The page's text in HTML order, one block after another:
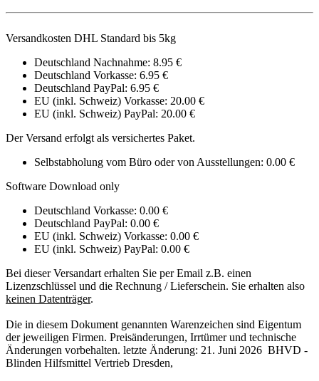
Versandkosten DHL Standard bis 5kg
Deutschland Nachnahme: 8.95 €
Deutschland Vorkasse: 6.95 €
Deutschland PayPal: 6.95 €
EU (inkl. Schweiz) Vorkasse: 20.00 €
EU (inkl. Schweiz) PayPal: 20.00 €
Der Versand erfolgt als versichertes Paket.
Selbstabholung vom Büro oder von Ausstellungen: 0.00 €
Software Download only
Deutschland Vorkasse: 0.00 €
Deutschland PayPal: 0.00 €
EU (inkl. Schweiz) Vorkasse: 0.00 €
EU (inkl. Schweiz) PayPal: 0.00 €
Bei dieser Versandart erhalten Sie per Email z.B. einen
Lizenzschlüssel und die Rechnung / Lieferschein. Sie erhalten also
keinen Datenträger.
Die in diesem Dokument genannten Warenzeichen sind Eigentum
der jeweiligen Firmen. Preisänderungen, Irrtümer und technische
Änderungen vorbehalten. letzte Änderung: 21. Juni 2026 BHVD -
Blinden Hilfsmittel Vertrieb Dresden,